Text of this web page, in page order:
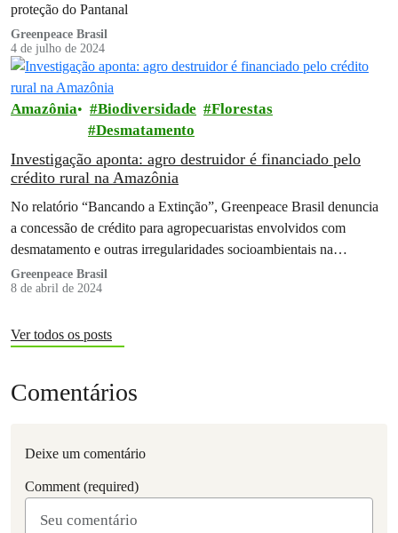
proteção do Pantanal
Greenpeace Brasil
4 de julho de 2024
Amazônia Biodiversidade
Florestas
Desmatamento
Investigação aponta: agro destruidor é financiado pelo
crédito rural na Amazônia
No relatório “Bancando a Extinção”, Greenpeace Brasil denuncia
a concessão de crédito para agropecuaristas envolvidos com
desmatamento e outras irregularidades socioambientais na
Amazônia
Greenpeace Brasil
8 de abril de 2024
Ver todos os posts
Comentários
Deixe um comentário
Comment (required)